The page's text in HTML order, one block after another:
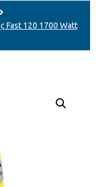
Fast 120 1700 Watt